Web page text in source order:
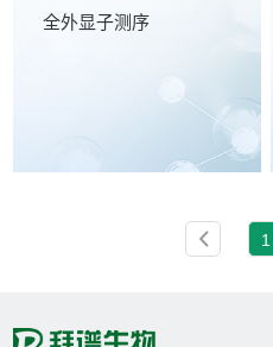
全外显子测序
1